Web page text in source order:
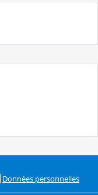
Données personnelles